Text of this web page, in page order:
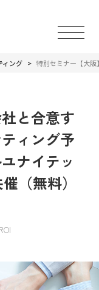
ィング 特別セミナー【大
と合意す
ィング予
ナイテッ
（無料）